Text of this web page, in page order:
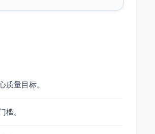
关必须具备等价的吞吐与限
量目标。
。